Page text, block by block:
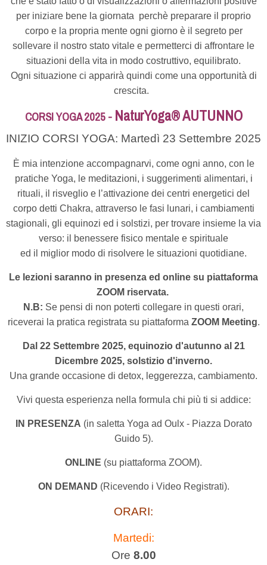
per iniziare bene la giornata perchè preparare il proprio
corpo e la propria mente ogni giorno è il segreto per
sollevare il nostro stato vitale e permetterci di affrontare le
situazioni della vita in modo costruttivo, equilibrato.
Ogni situazione ci apparirà quindi come una opportunità di
crescita.
CORSI YOGA 2025 - NaturYoga® AUTUNNO
INIZIO CORSI YOGA: Martedì 23 Settembre 2025
È mia intenzione accompagnarvi, come ogni anno, con le
pratiche Yoga, le meditazioni, i suggerimenti alimentari, i
rituali, il risveglio e l’attivazione dei centri energetici del
corpo detti Chakra, attraverso le fasi lunari, i cambiamenti
stagionali, gli equinozi ed i solstizi, per trovare insieme la via
verso: il benessere fisico mentale e spirituale
ed il miglior modo di risolvere le situazioni quotidiane.
Le lezioni saranno in presenza ed online su piattaforma
ZOOM riservata.
N.B: Se pensi di non poterti collegare in questi orari,
riceverai la pratica registrata su piattaforma ZOOM Meeting.
Dal 22 Settembre 2025, equinozio d'autunno al 21
Dicembre 2025, solstizio d'inverno.
Una grande occasione di detox, leggerezza, cambiamento.
Vivi questa esperienza nella formula chi più ti si addice:
IN PRESENZA (in saletta Yoga ad Oulx - Piazza Dorato
Guido 5).
ONLINE (su piattaforma ZOOM).
ON DEMAND (Ricevendo i Video Registrati).
ORARI:
Martedi:
Ore 8.00